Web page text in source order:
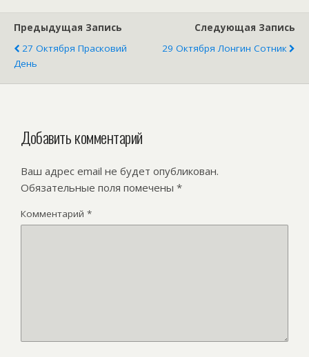
Предыдущая Запись
27 Октября Прасковий
День
Следующая Запись
29 Октября Лонгин Сотник
Добавить комментарий
Ваш адрес email не будет опубликован.
Обязательные поля помечены *
Комментарий *